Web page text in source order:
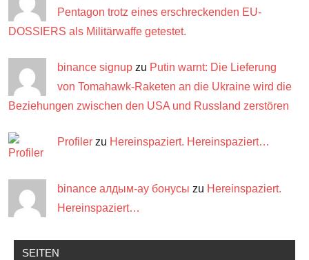
Pentagon trotz eines erschreckenden EU-
DOSSIERS als Militärwaffe getestet.
binance signup zu Putin warnt: Die Lieferung
von Tomahawk-Raketen an die Ukraine wird die
Beziehungen zwischen den USA und Russland zerstören
Profiler zu Hereinspaziert. Hereinspaziert…
binance алдым-ау бонусы zu Hereinspaziert.
Hereinspaziert…
SEITEN